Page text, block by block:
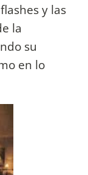
y las
la
su
en lo